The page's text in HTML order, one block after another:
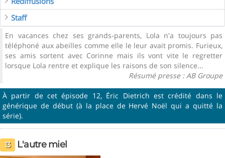
Staff
En vacances chez ses grands-parents, Lola n'a toujours pas
téléphoné aux abeilles comme elle le leur avait promis. Furieux,
ses amis sortent avec Corinne mais ils vont vite le regretter
lorsque Lola rentre et explique les raisons de son silence...
Résumé presse : AB Groupe
À partir de cet épisode 12, Éric Dietrich est crédité dans le
générique de début (à la place de Hervé Noël qui a quitté la
série).
13 L'autre miel